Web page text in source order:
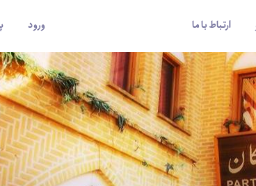
ارتباط با ما ورود